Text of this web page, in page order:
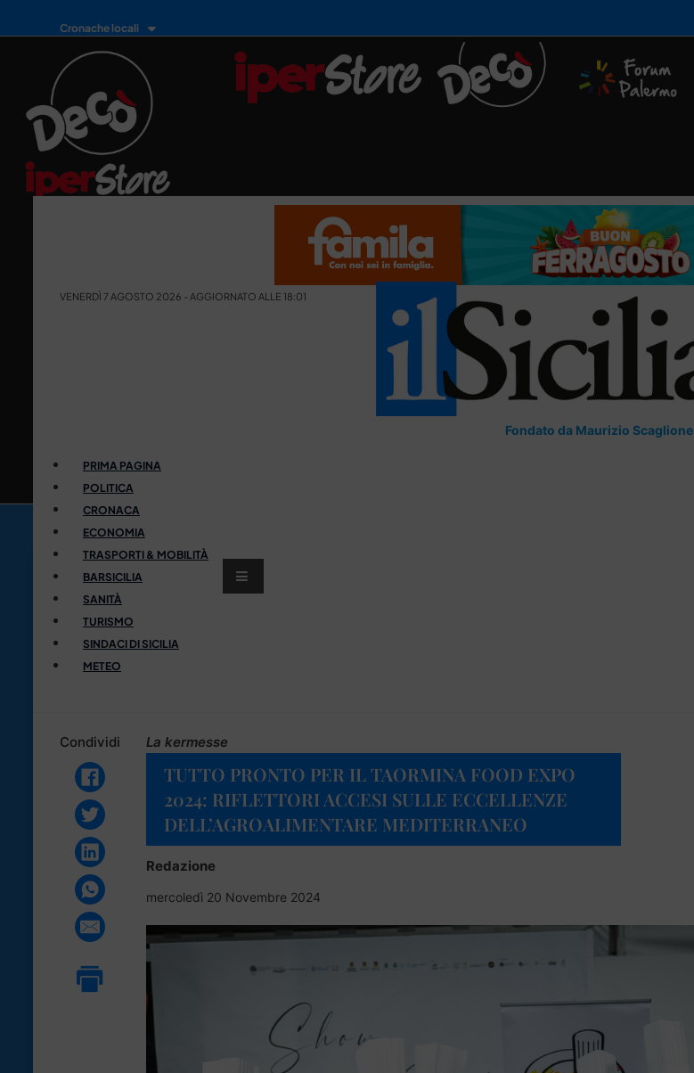
Cronache locali
VENERDÌ 7 AGOSTO 2026 - AGGIORNATO ALLE 18:01
Fondato da Maurizio Scaglione
PRIMA PAGINA
POLITICA
CRONACA
ECONOMIA
TRASPORTI & MOBILITÀ
BARSICILIA
SANITÀ
TURISMO
SINDACI DI SICILIA
METEO
Condividi La kermesse
TUTTO PRONTO PER IL TAORMINA FOOD EXPO
2024: RIFLETTORI ACCESI SULLE ECCELLENZE
DELL’AGROALIMENTARE MEDITERRANEO
Redazione
mercoledì 20 Novembre 2024